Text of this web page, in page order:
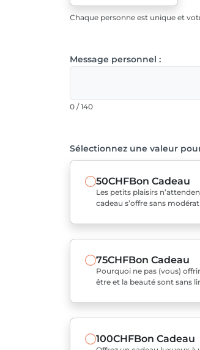
Chaque personne est unique et
Message personnel :
0 / 140
Sélectionnez une valeur
50CHFBon Cadeau
Les petits plaisirs
cadeau s’offre sans
75CHFBon Cadeau
Pourquoi ne pas (vous)
être et la beauté sont sans
100CHFBon Cadeau